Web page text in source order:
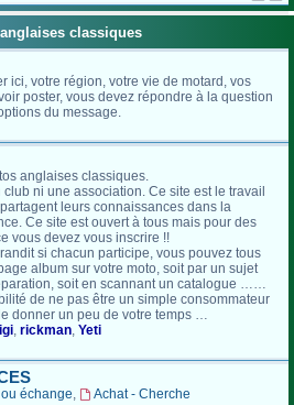
classiques
ici, votre région, votre vie de motard, vos
poster, vous devez répondre à la question
du message.
anglaises classiques.
ni une association. Ce site est le travail
leurs connaissances dans la
Ce site est ouvert à tous mais pour des
vous devez vous inscrire !!
si chacun participe, vous pouvez tous
album sur votre moto, soit par un sujet
soit en scannant un catalogue ……
de ne pas être un simple consommateur
donner un peu de votre temps …
, rickman, Yeti
échange,
Achat - Cherche